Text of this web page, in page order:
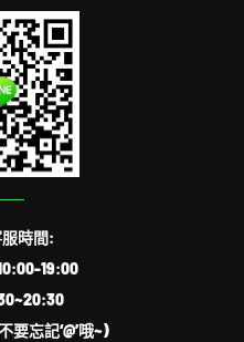
時間:
19:00
要忘記‘@’哦~)